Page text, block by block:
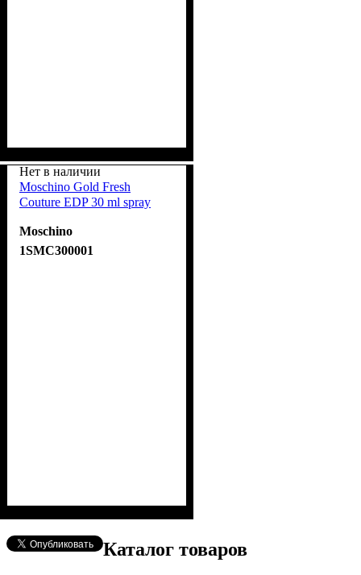
Нет в наличии
Moschino Gold Fresh
Couture EDP 30 ml spray
Moschino
1SMC300001
Каталог товаров